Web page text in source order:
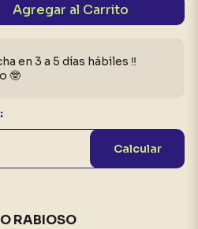
Agregar al Carrito
en 3 a 5 días hábiles ‼️
🤓
Calcular
RABIOSO